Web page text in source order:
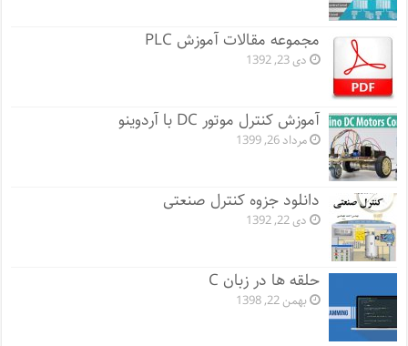
مجموعه مقالات آموزش PLC
دی 23, 1392
آموزش کنترل موتور DC با آردوینو
مرداد 26, 1399
دانلود جزوه کنترل صنعتی
دی 22, 1392
حلقه ها در زبان C
بهمن 22, 1398